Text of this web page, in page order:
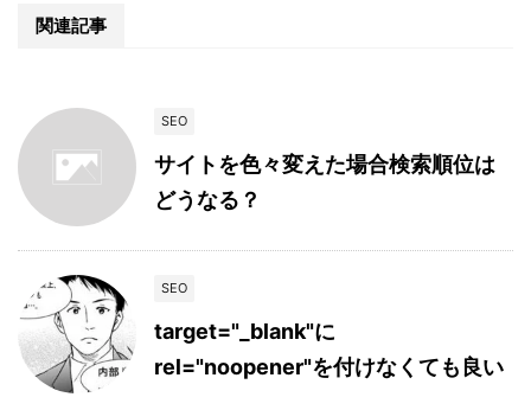
関連記事
SEO
サイトを色々変えた場合検索順位は
どうなる？
SEO
target="_blank"に
rel="noopener"を付けなくても良い